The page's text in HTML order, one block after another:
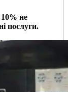
не
послуги.